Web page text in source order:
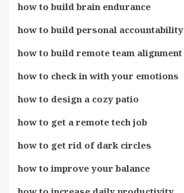
how to build brain endurance
how to build personal accountability
how to build remote team alignment
how to check in with your emotions
how to design a cozy patio
how to get a remote tech job
how to get rid of dark circles
how to improve your balance